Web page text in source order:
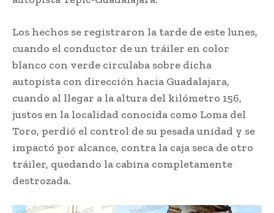
Los hechos se registraron la tarde de este lunes,
cuando el conductor de un tráiler en color
blanco con verde circulaba sobre dicha
autopista con dirección hacia Guadalajara,
cuando al llegar a la altura del kilómetro 156,
justos en la localidad conocida como Loma del
Toro, perdió el control de su pesada unidad y se
impactó por alcance, contra la caja seca de otro
tráiler, quedando la cabina completamente
destrozada.